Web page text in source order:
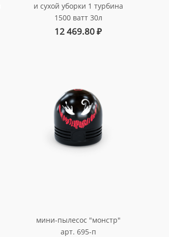
и сухой уборки 1 турбина
1500 ватт 30л
арт. au-0130115
12 469.80₽
мини-пылесос "монстр"
арт. 695-п